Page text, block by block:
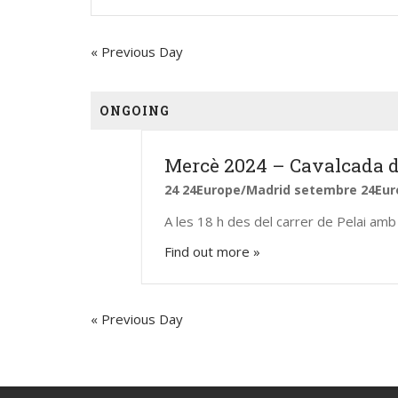
and
Navigation
« Previous Day
ONGOING
Mercè 2024 – Cavalcada
24 24Europe/Madrid setembre
A les 18 h des del carrer de Pelai amb
Find out more »
« Previous Day
Contacte
https://gegantsbcn.cat
C/Duran i Bas, 16
08002 – Barcelona